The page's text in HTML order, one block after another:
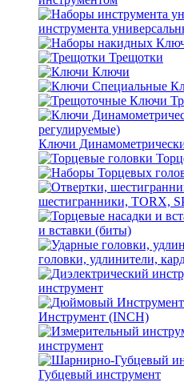
инструмента
Трещотки
Ключи
Ключи
шестигранники, TORX,
и вставки (биты)
головки, удлинители,
инструмент
Инструмент (INCH)
инструмент
Губцевый инструмент